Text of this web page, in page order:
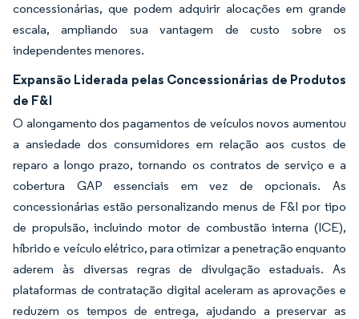
concessionárias, que podem adquirir alocações em grande
escala, ampliando sua vantagem de custo sobre os
independentes menores.
Expansão Liderada pelas Concessionárias de Produtos
de F&I
O alongamento dos pagamentos de veículos novos aumentou
a ansiedade dos consumidores em relação aos custos de
reparo a longo prazo, tornando os contratos de serviço e a
cobertura GAP essenciais em vez de opcionais. As
concessionárias estão personalizando menus de F&I por tipo
de propulsão, incluindo motor de combustão interna (ICE),
híbrido e veículo elétrico, para otimizar a penetração enquanto
aderem às diversas regras de divulgação estaduais. As
plataformas de contratação digital aceleram as aprovações e
reduzem os tempos de entrega, ajudando a preservar as